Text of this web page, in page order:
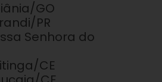
GO
PR
Senhora do
CE